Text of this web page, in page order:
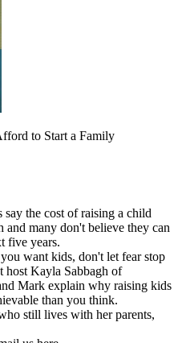
to Start a Family
the cost of raising a child
and many don't believe they can
five years.
want kids, don't let fear stop
host Kayla Sabbagh of
Mark explain why raising kids
than you think.
still lives with her parents,